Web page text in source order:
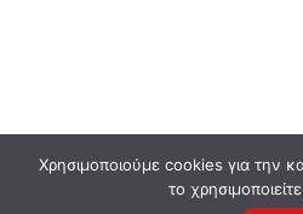
Χρησιμοποιούμε cookies για την
το